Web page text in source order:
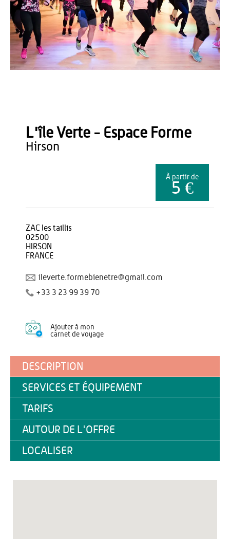
Lucie Nicolas
L'île Verte - Espace Forme
hirson
À partir de
5 €
ZAC les taillis
02500
HIRSON
FRANCE
ileverte.formebienetre@gmail.com
+33 3 23 99 39 70
Ajouter à mon
carnet de voyage
DESCRIPTION
SERVICES ET ÉQUIPEMENT
TARIFS
AUTOUR DE L'OFFRE
LOCALISER